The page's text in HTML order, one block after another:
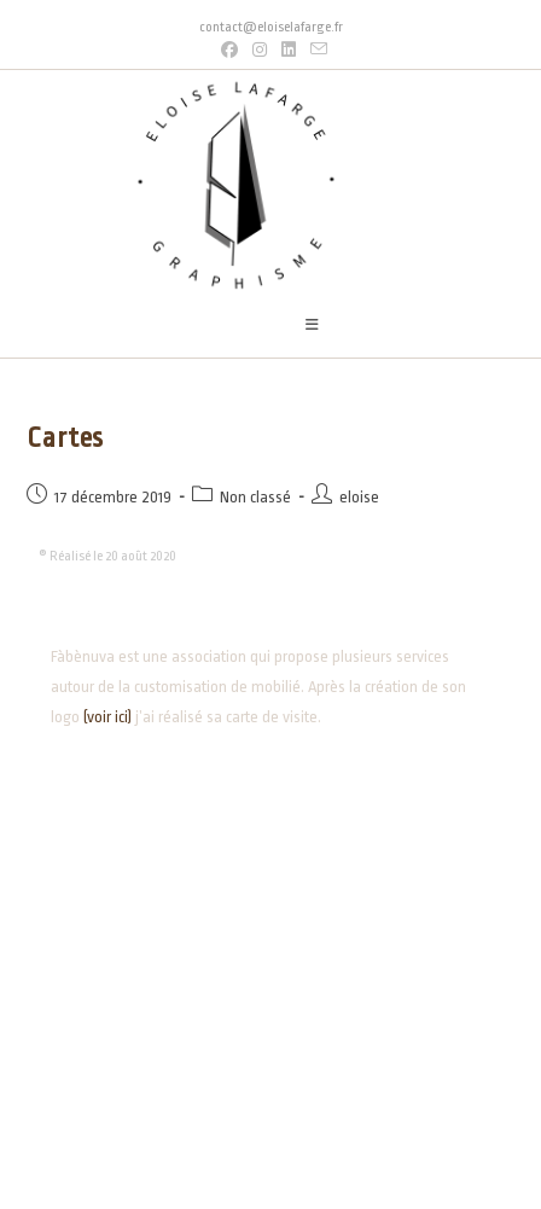
contact@eloiselafarge.fr
Cartes
17 décembre 2019 Non classé eloise
® Réalisé le 20 août 2020
Fàbènuva est une association qui propose plusieurs services
autour de la customisation de mobilié. Après la création de son
logo (voir ici) j’ai réalisé sa carte de visite.